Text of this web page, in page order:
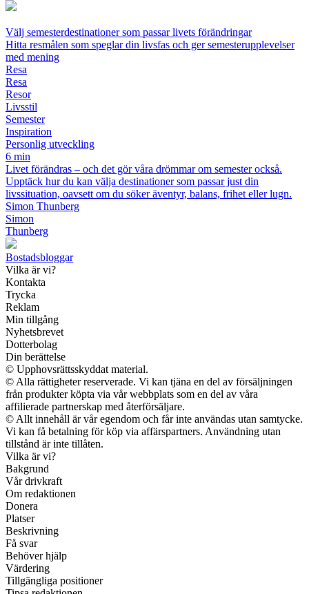
Välj semesterdestinationer som passar livets förändringar
Hitta resmålen som speglar din livsfas och ger semesterupplevelser
med mening
Resa
Resa
Resor
Livsstil
Semester
Inspiration
Personlig utveckling
6 min
Livet förändras – och det gör våra drömmar om semester också.
Upptäck hur du kan välja destinationer som passar just din
livssituation, oavsett om du söker äventyr, balans, frihet eller lugn.
Simon Thunberg
Simon
Thunberg
Bostadsbloggar
Vilka är vi?
Kontakta
Trycka
Reklam
Min tillgång
Nyhetsbrevet
Dotterbolag
Din berättelse
© Upphovsrättsskyddat material.
© Alla rättigheter reserverade. Vi kan tjäna en del av försäljningen
från produkter köpta via vår webbplats som en del av våra
affilierade partnerskap med återförsäljare.
© Allt innehåll är vår egendom och får inte användas utan samtycke.
Vi kan få betalning för köp via affärspartners. Användning utan
tillstånd är inte tillåten.
Vilka är vi?
Bakgrund
Vår drivkraft
Om redaktionen
Donera
Platser
Beskrivning
Få svar
Behöver hjälp
Värdering
Tillgängliga positioner